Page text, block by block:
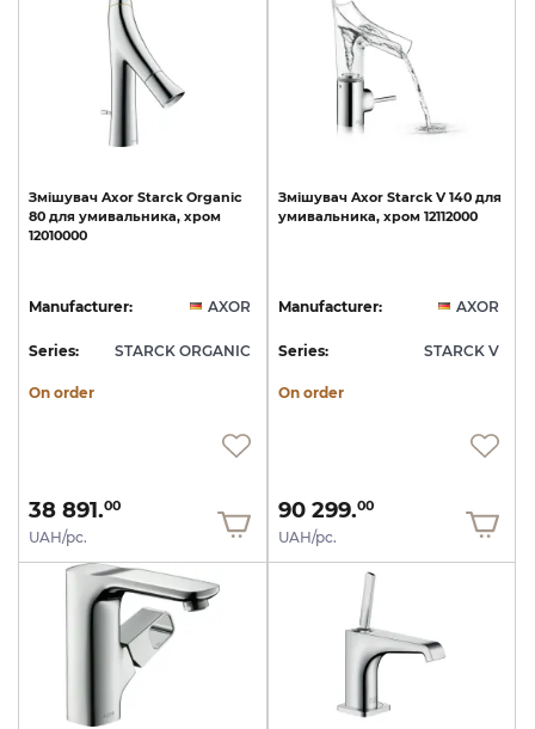
Змішувач Axor Starck Organic
80 для умивальника, хром
12010000
Manufacturer: AXOR
Series: STARCK ORGANIC
On order
38 891.00
UAH/pc.
Змішувач Axor Starck V 140 для
умивальника, хром 12112000
Manufacturer: AXOR
Series: STARCK V
On order
90 299.00
UAH/pc.